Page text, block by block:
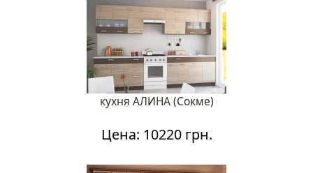
кухня АЛИНА (Сокме)
Цена: 10220 грн.